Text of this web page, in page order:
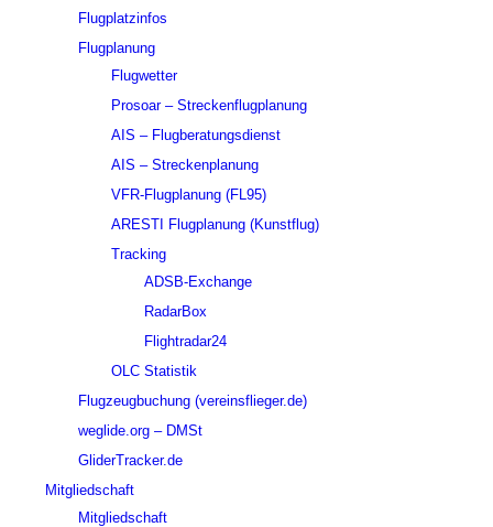
Flugplatzinfos
Flugplanung
Flugwetter
Prosoar – Streckenflugplanung
AIS – Flugberatungsdienst
AIS – Streckenplanung
VFR-Flugplanung (FL95)
ARESTI Flugplanung (Kunstflug)
Tracking
ADSB-Exchange
RadarBox
Flightradar24
OLC Statistik
Flugzeugbuchung (vereinsflieger.de)
weglide.org – DMSt
GliderTracker.de
Mitgliedschaft
Mitgliedschaft